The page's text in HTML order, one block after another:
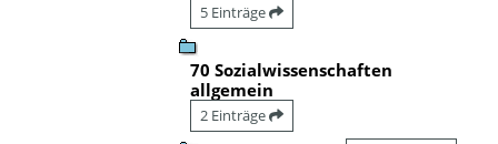
5 Einträge
70 Sozialwissenschaften
allgemein
2 Einträge